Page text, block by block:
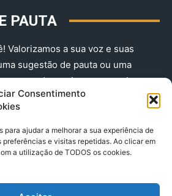
Consentimento
para ajudar a melhorar a sua experiência de
preferências e visitas repetidas. Ao clicar em
a utilização de TODOS os cookies.
PAUTA
Valorizamos a sua voz e suas
sugestão de pauta ou uma
contada, envie-nos agora!